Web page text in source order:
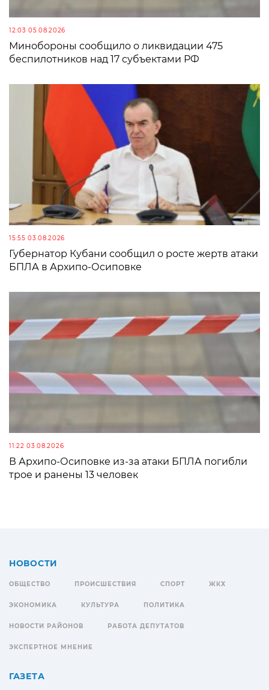
12:03 05.08.2026
Минобороны сообщило о ликвидации 475
беспилотников над 17 субъектами РФ
15:55 03.08.2026
Губернатор Кубани сообщил о росте жертв атаки
БПЛА в Архипо-Осиповке
11:22 03.08.2026
В Архипо-Осиповке из-за атаки БПЛА погибли
трое и ранены 13 человек
НОВОСТИ
ОБЩЕСТВО ПРОИСШЕСТВИЯ СПОРТ ЖКХ
ЭКОНОМИКА КУЛЬТУРА ПОЛИТИКА
НОВОСТИ РАЙОНОВ РАБОТА ДЕПУТАТОВ
ЭКСПЕРТНОЕ МНЕНИЕ
ГАЗЕТА